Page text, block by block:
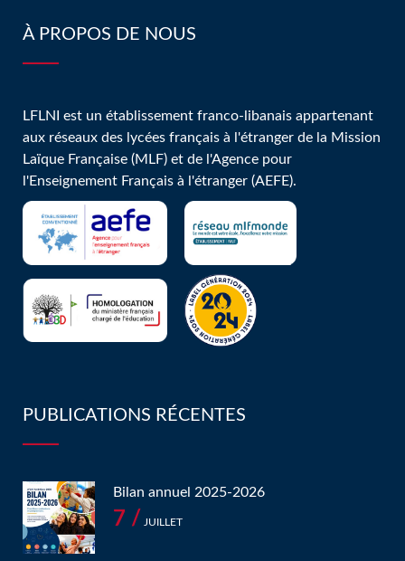
délégués!
À PROPOS DE NOUS
LFLNI est un établissement franco-libanais appartenant
aux réseaux des lycées français à l'étranger de la Mission
Laïque Française (MLF) et de l'Agence pour
l'Enseignement Français à l'étranger (AEFE).
PUBLICATIONS RÉCENTES
Bilan annuel 2025-2026
7 / JUILLET